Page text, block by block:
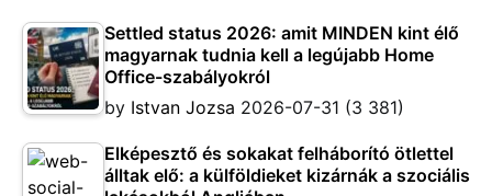
Settled status 2026: amit MINDEN kint élő
magyarnak tudnia kell a legújabb Home
Office-szabályokról
by Istvan Jozsa 2026-07-31 (3 381)
Elképesztő és sokakat felháborító ötlettel
álltak elő: a külföldieket kizárnák a szociális